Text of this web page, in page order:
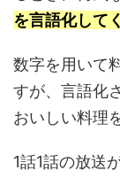
を言語化して
数字を用いて
すが、言語化
おいしい料理
1話1話の放送